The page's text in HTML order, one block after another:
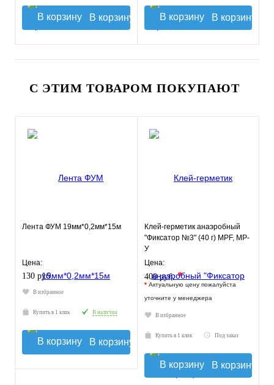
В корзину В корзину
С ЭТИМ ТОВАРОМ ПОКУПАЮТ
Лента ФУМ 19мм*0,2мм*15м
Цена:
130 руб.
В избранное
Купить в 1 клик В наличии
В корзину
Клей-герметик анаэробный
"Фиксатор №3" (40 г) MPF, MP-
У
Цена:
400 руб.*
* Актуальную цену пожалуйста
уточните у менеджера
В избранное
Купить в 1 клик Под заказ
В корзину